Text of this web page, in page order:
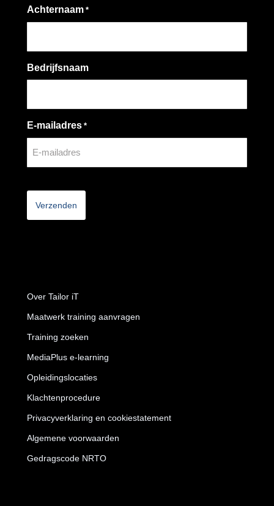
Over Tailor iT
Maatwerk training aanvragen
Training zoeken
MediaPlus e-learning
Opleidingslocaties
Klachtenprocedure
Privacyverklaring en cookiestatement
Algemene voorwaarden
Gedragscode NRTO
Achternaam *
Bedrijfsnaam
E-mailadres *